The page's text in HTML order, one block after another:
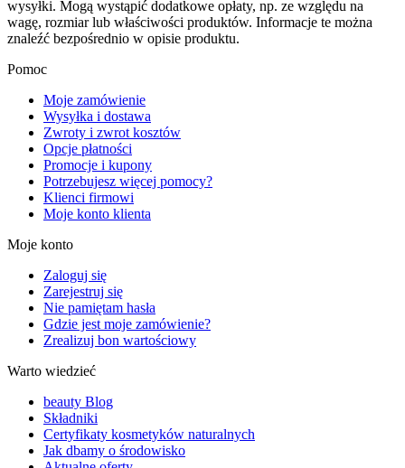
wysyłki. Mogą wystąpić dodatkowe opłaty, np. ze względu na
wagę, rozmiar lub właściwości produktów. Informacje te można
znaleźć bezpośrednio w opisie produktu.
Pomoc
Moje zamówienie
Wysyłka i dostawa
Zwroty i zwrot kosztów
Opcje płatności
Promocje i kupony
Potrzebujesz więcej pomocy?
Klienci firmowi
Moje konto klienta
Moje konto
Zaloguj się
Zarejestruj się
Nie pamiętam hasła
Gdzie jest moje zamówienie?
Zrealizuj bon wartościowy
Warto wiedzieć
beauty Blog
Składniki
Certyfikaty kosmetyków naturalnych
Jak dbamy o środowisko